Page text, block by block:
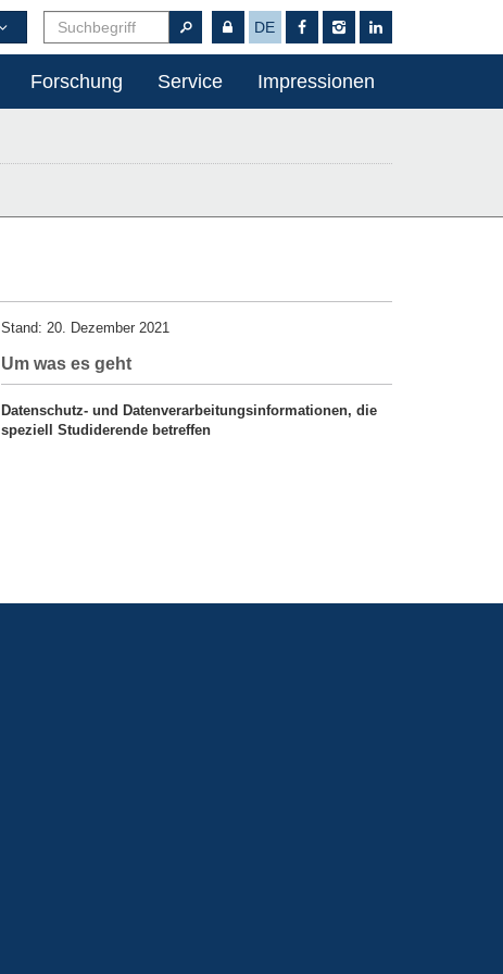
Forschung Service Impressionen
DE
Stand: 20. Dezember 2021
Um was es geht
Datenschutz- und Datenverarbeitungsinformationen, die
speziell Studiderende betreffen